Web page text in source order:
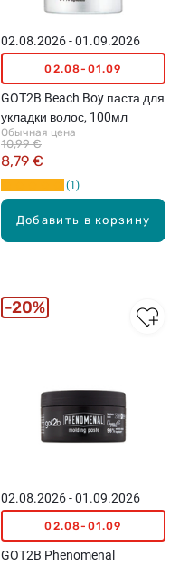
Добавить в корзину
02.08.2026 - 01.09.2026
02.08-01.09
GOT2B Beach Boy паста для
укладки волос, 100мл
Обычная цена
8,79 €
10,99 €
1
02.08.2026 - 01.09.2026
02.08-01.09
GOT2B Phenomenal
20%